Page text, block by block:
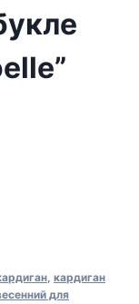
, кардиган
для